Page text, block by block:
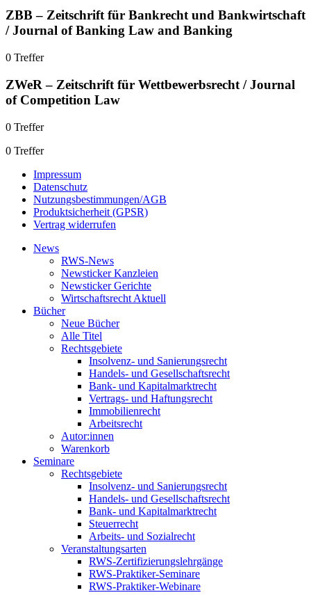
ZBB – Zeitschrift für Bankrecht und Bankwirtschaft
/ Journal of Banking Law and Banking
0 Treffer
ZWeR – Zeitschrift für Wettbewerbsrecht / Journal
of Competition Law
0 Treffer
0 Treffer
Impressum
Datenschutz
Nutzungsbestimmungen/AGB
Produktsicherheit (GPSR)
Vertrag widerrufen
News
RWS-News
Newsticker Kanzleien
Newsticker Gerichte
Wirtschaftsrecht Aktuell
Bücher
Neue Bücher
Alle Titel
Rechtsgebiete
Insolvenz- und Sanierungsrecht
Handels- und Gesellschaftsrecht
Bank- und Kapitalmarktrecht
Vertrags- und Haftungsrecht
Immobilienrecht
Arbeitsrecht
Autor:innen
Warenkorb
Seminare
Rechtsgebiete
Insolvenz- und Sanierungsrecht
Handels- und Gesellschaftsrecht
Bank- und Kapitalmarktrecht
Steuerrecht
Arbeits- und Sozialrecht
Veranstaltungsarten
RWS-Zertifizierungslehrgänge
RWS-Praktiker-Seminare
RWS-Praktiker-Webinare